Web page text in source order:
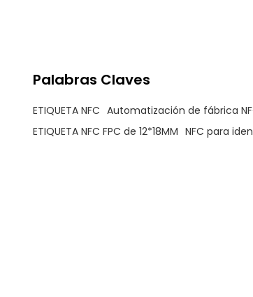
Palabras Claves
ETIQUETA NFC Automatización de fábrica
ETIQUETA NFC FPC de 12*18MM NFC para